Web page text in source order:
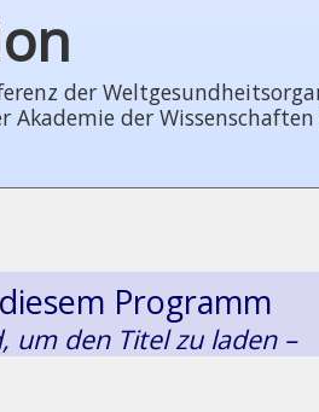
der
Akademie der
Programm
um den Titel zu laden –